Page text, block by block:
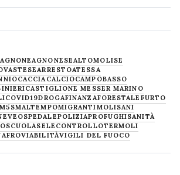
AGNONEAGNONESEALTOMOLISE
ARRESTOATESSA
CACCIACALCIOCAMPOBASSO
CASTIGLIONE MESSER MARINO
COVID19DROGAFINANZAFORESTALE FURTO
MALTEMPOMIGRANTIMOLISANI
OSPEDALEPOLIZIAPROFUGHISANITÀ
SCUOLASELECONTROLLOTERMOLI
VIABILITÀVIGILI DEL FUOCO